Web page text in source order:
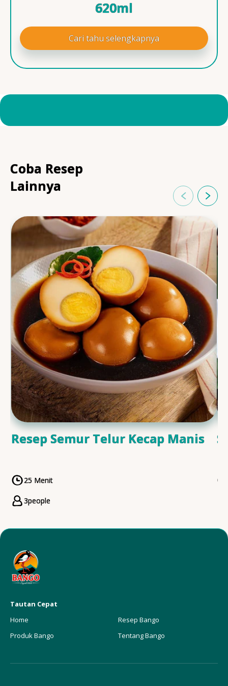
620ml
Cari tahu selengkapnya
Coba Resep
Lainnya
Resep Semur Telur Kecap Manis
CookingTime
25 Menit
Servings
3people
Tautan Cepat
Home
Produk Bango
Resep Bango
Tentang Bango